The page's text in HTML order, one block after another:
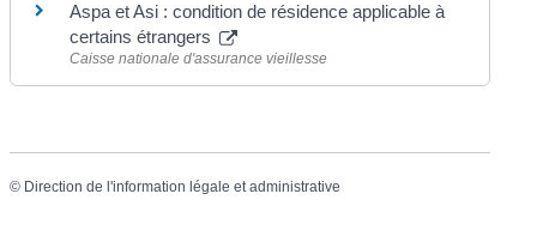
Aspa et Asi : condition de résidence applicable à
certains étrangers
Caisse nationale d'assurance vieillesse
© Direction de l'information légale et administrative